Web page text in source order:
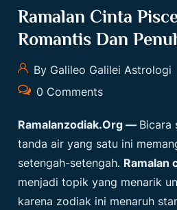
Ramalan Cinta
Romantis Dan
By Galileo Galilei Astrologi
0 Comments
Ramalanzodiak.org — Bicara
tanda air yang satu ini
setengah-setengah. Ramalan
menjadi topik yang menarik
karena zodiak ini menaruh